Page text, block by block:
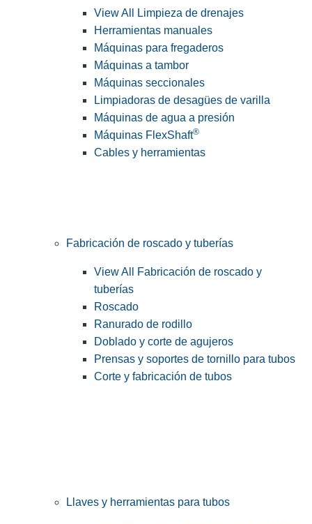
View All Limpieza de drenajes
Herramientas manuales
Máquinas para fregaderos
Máquinas a tambor
Máquinas seccionales
Limpiadoras de desagües de varilla
Máquinas de agua a presión
Máquinas FlexShaft®
Cables y herramientas
Fabricación de roscado y tuberías
View All Fabricación de roscado y
tuberías
Roscado
Ranurado de rodillo
Doblado y corte de agujeros
Prensas y soportes de tornillo para tubos
Corte y fabricación de tubos
Llaves y herramientas para tubos